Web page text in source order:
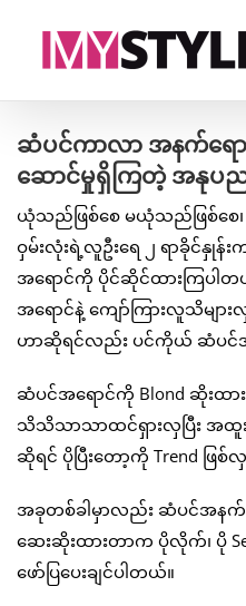
ဆံပင်ကာလာ အနက်ရော
ဆောင်မှုရှိကြတဲ့ အနုပည
ယုံသည်ဖြစ်စေ မယုံသည်ဖြစ်စေ
ဝှမ်းလုံးရဲ့လူဦးရေ ၂ ရာခိုင်နှုန်း
အရောင်ကို ပိုင်ဆိုင်ထားကြပါတ
အရောင်နဲ့ ကျော်ကြားလူသိမျာ
ဟာဆိုရင်လည်း ပင်ကိုယ် ဆံပင်အ
ဆံပင်အရောင်ကို Blond ဆိုးထ
သိသိသာသာထင်ရှားလှပြီး အထူး
ဆိုရင် ပိုပြီးတော့ကို Trend ဖြစ်
အခုတစ်ခါမှာလည်း ဆံပင်အနက်
ဆေးဆိုးထားတာက ပိုလိုက်၊ ပို
ဖော်ပြပေးချင်ပါတယ်။